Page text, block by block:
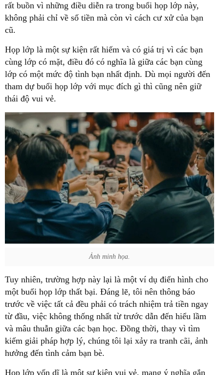
rất buồn vì những điều diễn ra trong buổi họp lớp này,
không phải chỉ về số tiền mà còn vì cách cư xử của bạn
cũ.
Họp lớp là một sự kiện rất hiếm và có giá trị vì các bạn
cùng lớp có mặt, điều đó có nghĩa là giữa các bạn cùng
lớp có một mức độ tình bạn nhất định. Dù mọi người đến
tham dự buổi họp lớp với mục đích gì thì cũng nên giữ
thái độ vui vẻ.
Ảnh minh họa.
Tuy nhiên, trường hợp này lại là một ví dụ điển hình cho
một buổi họp lớp thất bại. Đáng lẽ, tôi nên thông báo
trước về việc tất cả đều phải có trách nhiệm trả tiền ngay
từ đầu, việc không thống nhất từ trước dẫn đến hiểu lầm
và mâu thuẫn giữa các bạn học. Đồng thời, thay vì tìm
kiếm giải pháp hợp lý, chúng tôi lại xảy ra tranh cãi, ảnh
hưởng đến tình cảm bạn bè.
Họp lớp vốn dĩ là một sự kiện vui vẻ, mang ý nghĩa gắn